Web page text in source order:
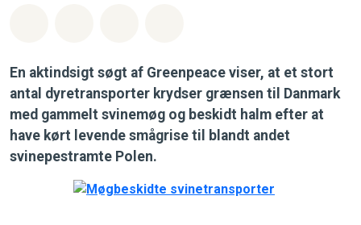
En aktindsigt søgt af Greenpeace viser, at et stort
antal dyretransporter krydser grænsen til Danmark
med gammelt svinemøg og beskidt halm efter at
have kørt levende smågrise til blandt andet
svinepestramte Polen.